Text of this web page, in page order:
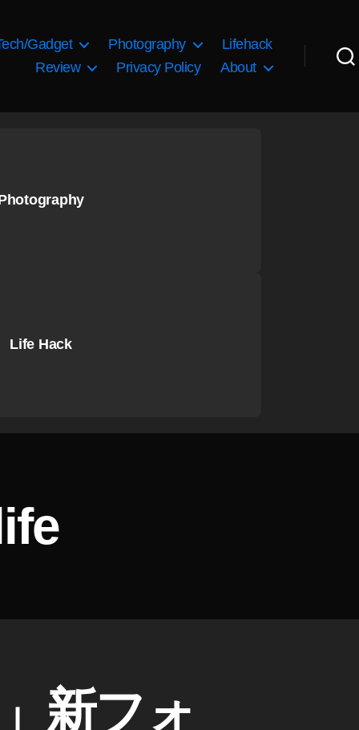
Gadget Photography
Lifehack
Review
Privacy Policy About
Life Hack
新フォ